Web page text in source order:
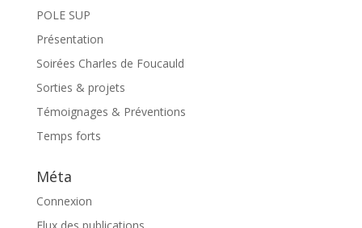
POLE SUP
Présentation
Soirées Charles de Foucauld
Sorties & projets
Témoignages & Préventions
Temps forts
Méta
Connexion